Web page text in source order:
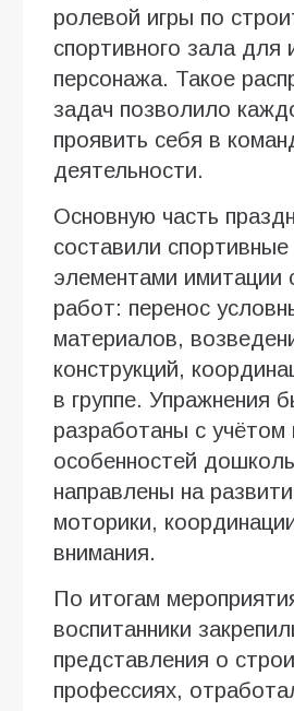
ролевой игры по
спортивного зала для
персонажа. Такое
задач позволило
проявить себя в
деятельности.
Основную часть
составили
элементами имитации
работ: перенос
материалов,
конструкций,
в группе. Упражнения
разработаны с учётом
особенностей
направлены на
моторики,
внимания.
По итогам
воспитанники
представления о
профессиях,